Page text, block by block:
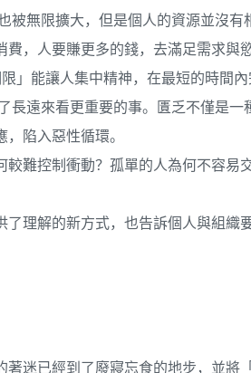
被無限擴大，但是個人的資源並沒有
，人要賺更多的錢，去滿足需求與慾
」能讓人集中精神，在最短的時間
遠來看更重要的事。匱乏不僅是一
陷入惡性循環。
難控制衝動？孤單的人為何不容易
了理解的新方式，也告訴個人與組織
迷已經到了廢寢忘食的地步，並將